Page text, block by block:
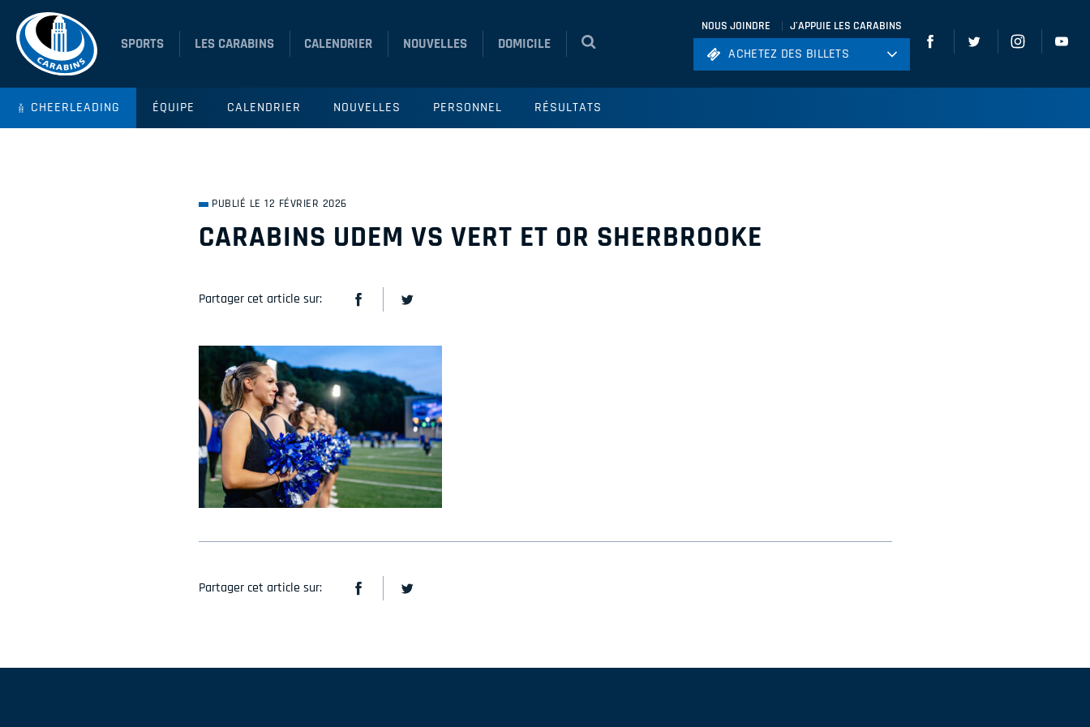
SPORTS LES CARABINS CALENDRIER NOUVELLES DOMICILE
NOUS JOINDRE J'APPUIE LES CARABINS
ACHETEZ DES BILLETS
ACHETEZ DES BILLETS
CHEERLEADING ÉQUIPE CALENDRIER NOUVELLES PERSONNEL RÉSULTATS
PUBLIÉ LE 12 FÉVRIER 2026
CARABINS UDEM VS VERT ET OR SHERBROOKE
Partager cet article sur:
Partager cet article sur: